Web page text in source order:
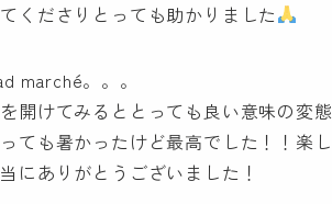
くださりとっても助かりました
marché。。。
開けてみるととっても良い意味の
ても暑かったけど最高でした！！楽
にありがとうございました！